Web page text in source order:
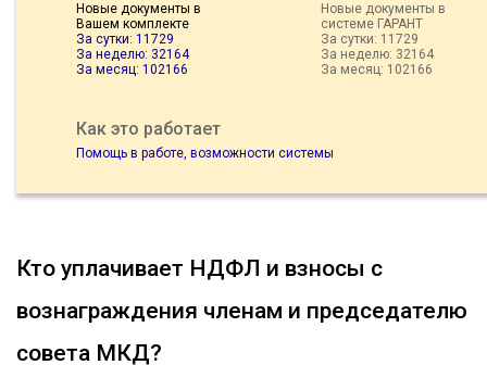
Новые документы в
Вашем комплекте
За сутки: 11729
За неделю: 32164
За месяц: 102166
Новые документы в
системе ГАРАНТ
За сутки: 11729
За неделю: 32164
За месяц: 102166
Как это работает
Помощь в работе, возможности системы
Кто уплачивает НДФЛ и взносы с
вознаграждения членам и председателю
совета МКД?